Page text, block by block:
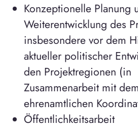
Konzeptionelle Planung
Weiterentwicklung des
insbesondere vor dem
aktueller politischer
den Projektregionen (in
Zusammenarbeit mit dem
ehrenamtlichen
Öffentlichkeitsarbeit